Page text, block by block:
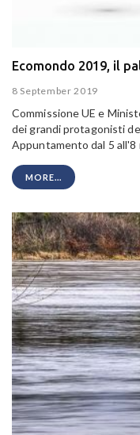
Ecomondo 2019, il
8 September 2019
Commissione UE e
dei grandi protagonisti
Appuntamento dal 5 all'8
MORE...